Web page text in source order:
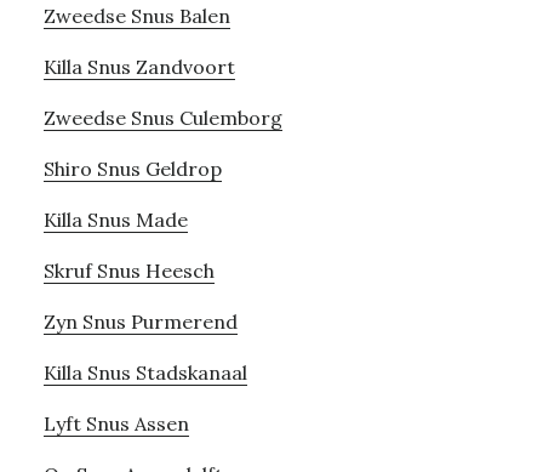
Zweedse Snus Balen
Killa Snus Zandvoort
Zweedse Snus Culemborg
Shiro Snus Geldrop
Killa Snus Made
Skruf Snus Heesch
Zyn Snus Purmerend
Killa Snus Stadskanaal
Lyft Snus Assen